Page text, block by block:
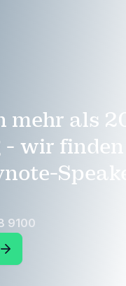
mehr als
wir finden
9100